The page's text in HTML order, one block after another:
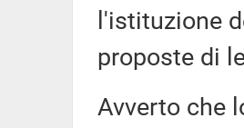
l'istituzione
proposte di
Avverto che